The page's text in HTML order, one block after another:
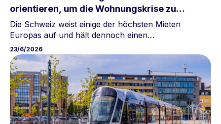
orientieren, um die Wohnungskrise zu
bewältigen?
Die Schweiz weist einige der höchsten Mieten
Europas auf und hält dennoch einen
Lebensstandard, der deutlich über dem ihrer
Nachbarn liegt. Luxemburg, das ebenfalls mit einem
angespannten Wohnungsmarkt konfrontiert ist, fragt
sich, ob es aus diesem Schweizer Paradox lernen
kann, bei dem eine hohe Beschäftigungsquote die
Wohnkosten ausgleicht.
23/6/2026